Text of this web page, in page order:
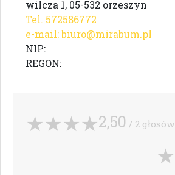
wilcza 1, 05-532 orzeszyn
Tel. 572586772
e-mail:biuro@mirabum.pl
NIP:
REGON:
2,50 / 2 głosów